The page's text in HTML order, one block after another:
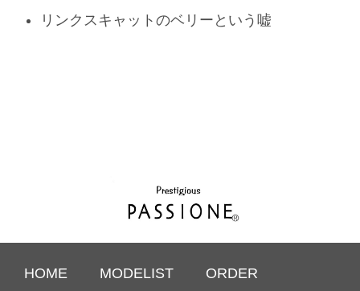
リンクスキャットのベリーという嘘
HOME MODELIST ORDER